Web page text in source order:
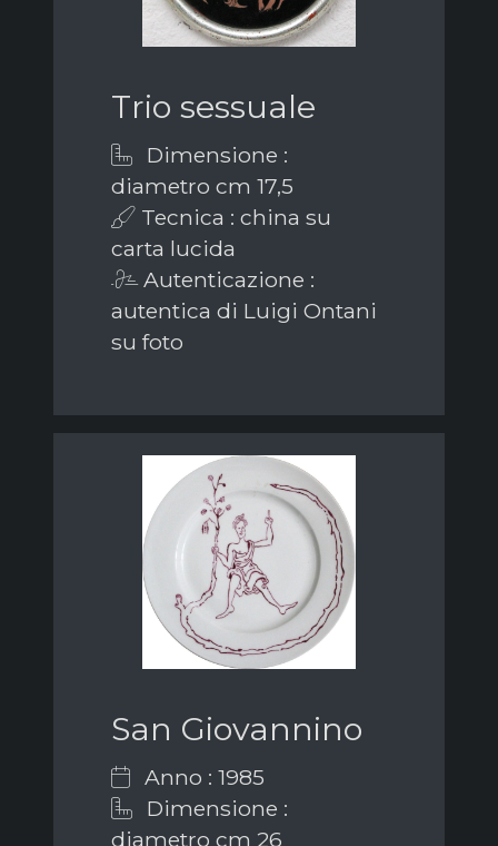
Trio sessuale
Dimensione :
diametro cm 17,5
Tecnica : china su
carta lucida
Autenticazione :
autentica di Luigi Ontani
su foto
San Giovannino
Anno : 1985
Dimensione :
diametro cm 26